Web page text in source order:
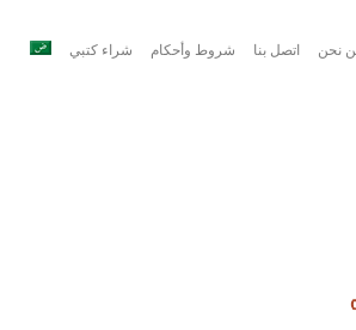
نحن اتصل بنا شروط وأحكام شراء كتبي